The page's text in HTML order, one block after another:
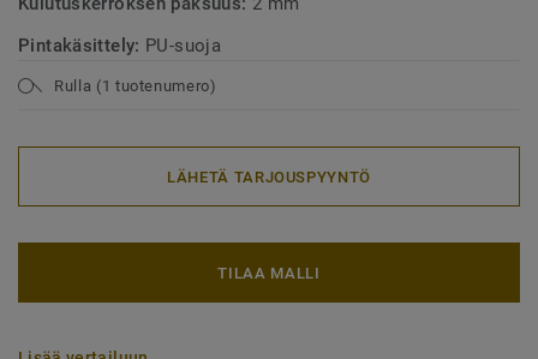
Pintakäsittely: PU-suoja
Rulla (1 tuotenumero)
LÄHETÄ TARJOUSPYYNTÖ
TILAA MALLI